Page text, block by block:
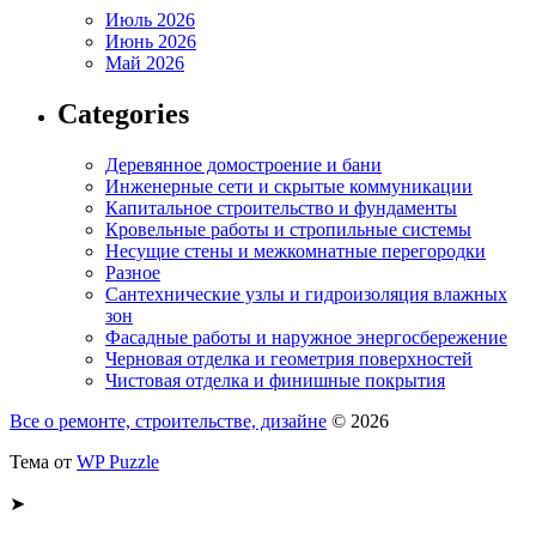
Июль 2026
Июнь 2026
Май 2026
Categories
Деревянное домостроение и бани
Инженерные сети и скрытые коммуникации
Капитальное строительство и фундаменты
Кровельные работы и стропильные системы
Несущие стены и межкомнатные перегородки
Разное
Сантехнические узлы и гидроизоляция влажных
зон
Фасадные работы и наружное энергосбережение
Черновая отделка и геометрия поверхностей
Чистовая отделка и финишные покрытия
Все о ремонте, строительстве, дизайне © 2026
Тема от WP Puzzle
➤